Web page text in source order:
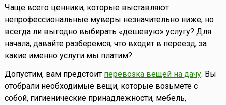
Чаще всего ценники, которые выставляют
непрофессиональные муверы незначительно ниже, но
всегда ли выгодно выбирать «дешевую» услугу? Для
начала, давайте разберемся, что входит в переезд, за
какие именно услуги мы платим?
Допустим, вам предстоит перевозка вещей на дачу. Вы
отобрали необходимые вещи, которые возьмете с
собой, гигиенические принадлежности, мебель,